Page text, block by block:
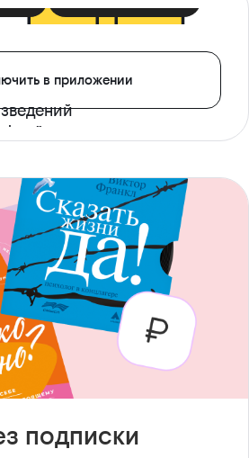
в приложении
подписки